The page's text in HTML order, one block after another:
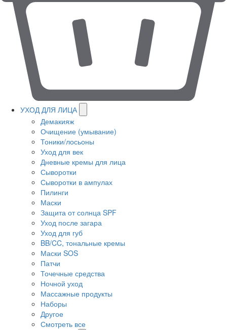
УХОД ДЛЯ ЛИЦА
Демакияж
Очищение (умывание)
Тоники/лосьоны
Уход для век
Дневные кремы для лица
Сыворотки
Сыворотки в ампулах
Пилинги
Маски
Защита от солнца SPF
Уход после загара
Уход для губ
BB/CC, тональные кремы
Маски SOS
Патчи
Точечные средства
Ночной уход
Массажные продукты
Наборы
Другое
Смотреть все